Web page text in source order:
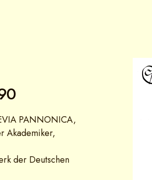
PANNONICA,
Akademiker,
der Deutschen